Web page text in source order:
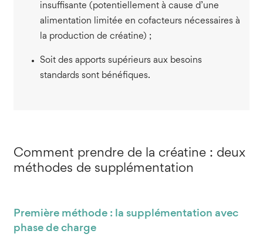
insuffisante (potentiellement à cause d’une
alimentation limitée en cofacteurs nécessaires à
la production de créatine) ;
Soit des apports supérieurs aux besoins
standards sont bénéfiques.
Comment prendre de la créatine : deux
méthodes de supplémentation
Première méthode : la supplémentation avec
phase de charge